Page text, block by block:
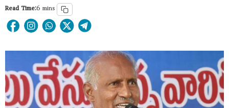
Read Time:6 mins